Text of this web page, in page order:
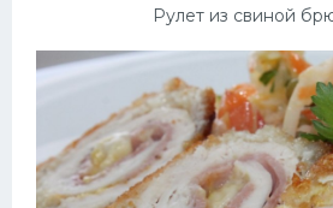
Рулет из свиной